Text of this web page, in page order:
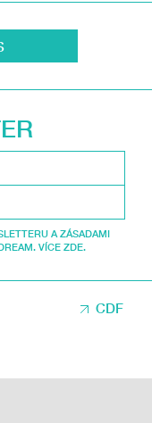
A ZÁSADAMI
VÍCE ZDE.
CDF